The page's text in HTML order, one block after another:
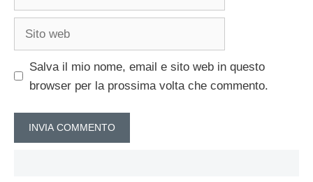
Sito
Salva il mio nome, email e sito web in questo
browser per la prossima volta che commento.